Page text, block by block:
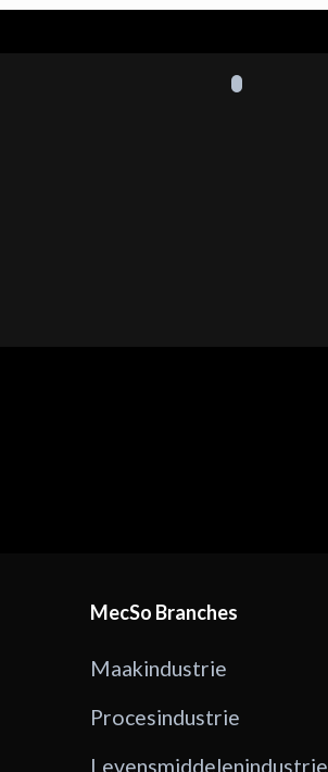
MecSo Branches
Maakindustrie
Procesindustrie
Levensmiddelenindustrie